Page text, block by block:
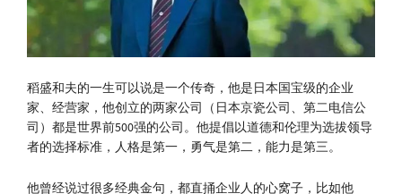
稻盛和夫的一生可以说是一个传奇，他是日本国宝级的企业
家、经营家，他创立的两家公司（日本京瓷公司、第二电信公
司）都是世界前500强的公司。他提倡以道德和伦理为选拔领导
者的选择标准，人格是第一，勇气是第二，能力是第三。
他曾经说过很多经典金句，都直捅企业人的心窝子，比如他